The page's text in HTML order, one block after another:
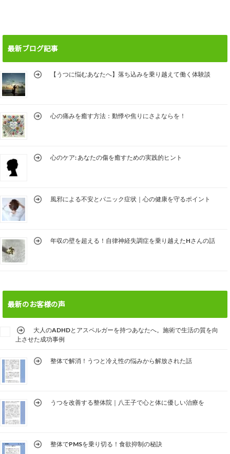
最新ブログ記事
【うつに悩むあなたへ】落ち込みを乗り越えて働く体験談
心の痛みを癒す方法：動悸や焦りにさよならを！
心のケア: あなたの傷を癒すための実践的ヒント
風邪による不安とパニック症状｜心の健康を守るポイント
年収の壁を超える！自律神経失調症を乗り越えたHさんの話
最新のお客様の声
大人のADHDとアスペルガーを持つあなたへ。施術で生活の質を向
上させた成功事例
整体で解消！うつと冷え性の悩みから解放された話
うつを改善する整体院｜八王子で心と体に優しい治療を
整体でPMSを乗り切る！食欲抑制の秘訣